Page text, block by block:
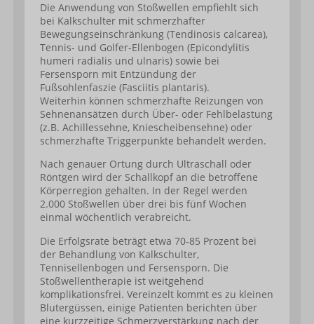
Die Anwendung von Stoßwellen empfiehlt sich
bei Kalkschulter mit schmerzhafter
Bewegungseinschränkung (Tendinosis calcarea),
Tennis- und Golfer-Ellenbogen (Epicondylitis
humeri radialis und ulnaris) sowie bei
Fersensporn mit Entzündung der
Fußsohlenfaszie (Fasciitis plantaris).
Weiterhin können schmerzhafte Reizungen von
Sehnenansätzen durch Über- oder Fehlbelastung
(z.B. Achillessehne, Kniescheibensehne) oder
schmerzhafte Triggerpunkte behandelt werden.
Nach genauer Ortung durch Ultraschall oder
Röntgen wird der Schallkopf an die betroffene
Körperregion gehalten. In der Regel werden
2.000 Stoßwellen über drei bis fünf Wochen
einmal wöchentlich verabreicht.
Die Erfolgsrate beträgt etwa 70-85 Prozent bei
der Behandlung von Kalkschulter,
Tennisellenbogen und Fersensporn. Die
Stoßwellentherapie ist weitgehend
komplikationsfrei. Vereinzelt kommt es zu kleinen
Blutergüssen, einige Patienten berichten über
eine kurzzeitige Schmerzverstärkung nach der